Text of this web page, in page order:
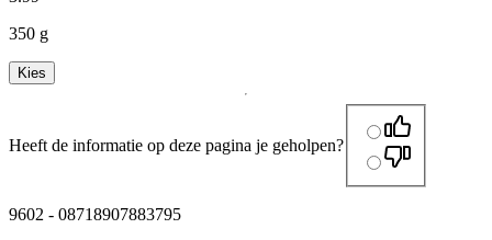
350 g
Kies
Heeft de informatie op deze pagina je geholpen?
9602 - 08718907883795